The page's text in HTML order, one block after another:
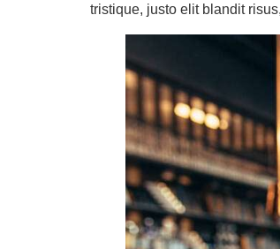
tristique, justo elit blandit